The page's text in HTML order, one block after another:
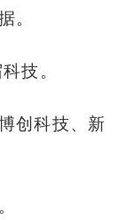
。
技。
创科技、新